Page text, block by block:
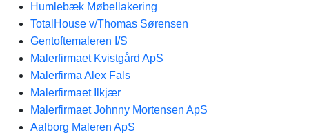
Humlebæk Møbellakering
TotalHouse v/Thomas Sørensen
Gentoftemaleren I/S
Malerfirmaet Kvistgård ApS
Malerfirma Alex Fals
Malerfirmaet Ilkjær
Malerfirmaet Johnny Mortensen ApS
Aalborg Maleren ApS